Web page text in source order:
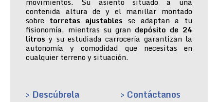
contenida altura de y el manillar montado
sobre torretas ajustables se adaptan a tu
fisionomía, mientras su gran depósito de 24
litros y su estudiada carrocería garantizan la
autonomía y comodidad que necesitas en
cualquier terreno y situación.
> Descúbrela > Contáctanos